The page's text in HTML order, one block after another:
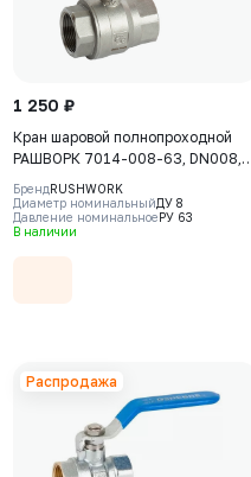
1 250 ₽
Кран шаровой полнопроходной
РАШВОРК 7014-008-63, DN008,
PN63, корпус - AISI316 (CF8М),
шар - AISI316 (CF8М), уплотнение
шара - PTFE, ВР/ВР,
БрендRUSHWORK
Диаметр номинальныйДУ 8
Давление номинальноеРУ 63
В наличии
Распродажа